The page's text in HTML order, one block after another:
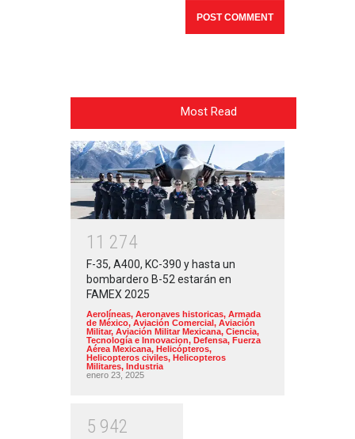
Most Read
1 1 274
F-35, A400, KC-390 y hasta un
bombardero B-52 estarán en
FAMEX 2025
Aerolíneas, Aeronaves historicas, Armada
de México, Aviación Comercial , Aviación
Militar, Aviación Militar Mexicana, Ciencia,
Tecnología e Innovacion, Defensa, Fuerza
Aérea Mexicana, Helicópteros,
Helicopteros civiles, Helicopteros
Militares, Industria
enero 23, 2025
5 942